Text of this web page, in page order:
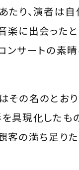
たり、演者は
楽に出会った
ンサートの素
その名のとお
具現化したも
客の満ち足り